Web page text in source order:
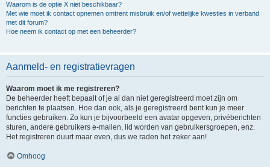
Waarom is de optie X niet beschikbaar?
Met wie moet ik contact opnemen omtrent misbruik en/of wettelijke kwesties in verband
met dit forum?
Hoe neem ik contact op met een beheerder?
Aanmeld- en registratievragen
Waarom moet ik me registreren?
De beheerder heeft bepaalt of je al dan niet geregistreerd moet zijn om
berichten te plaatsen. Hoe dan ook, als je geregistreerd bent kun je meer
functies gebruiken. Zo kun je bijvoorbeeld een avatar opgeven, privéberichten
sturen, andere gebruikers e-mailen, lid worden van gebruikersgroepen, enz.
Het registreren duurt maar even, dus we raden het zeker aan!
Omhoog